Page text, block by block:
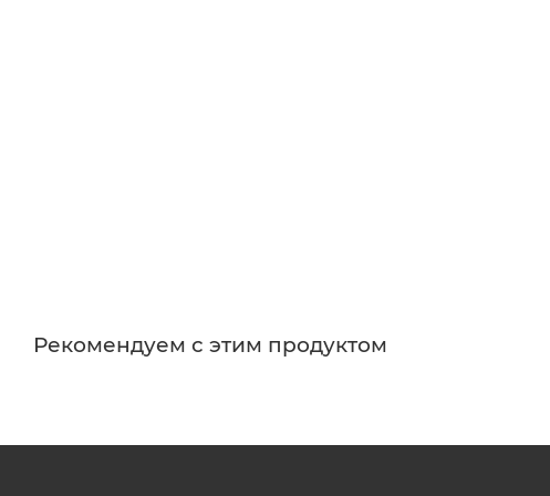
Рекомендуем с этим продуктом